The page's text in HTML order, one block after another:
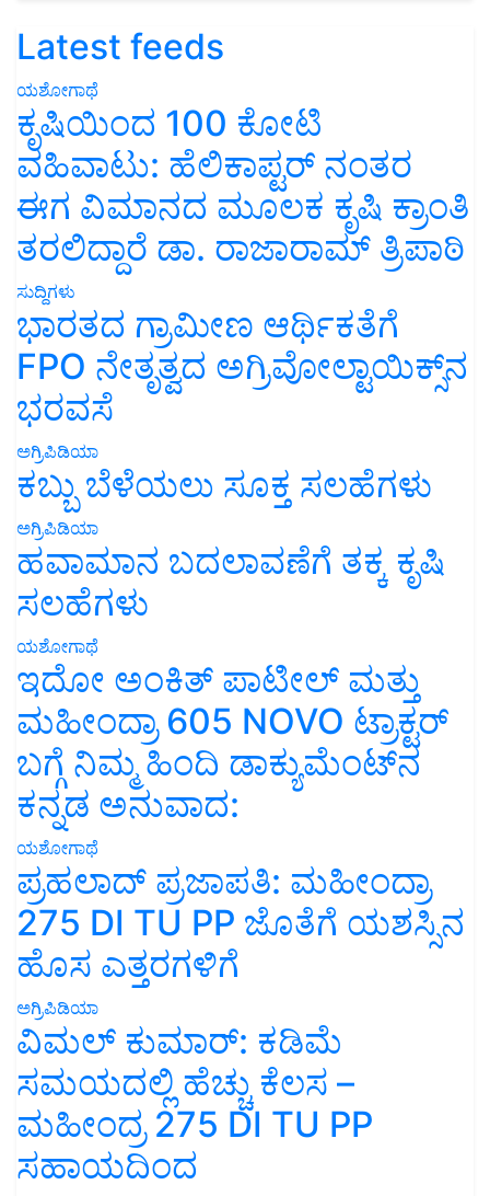
Latest feeds
ಯಶೋಗಾಥೆ
ಕೃಷಿಯಿಂದ 100 ಕೋಟಿ
ವಹಿವಾಟು: ಹೆಲಿಕಾಪ್ಟರ್ ನಂತರ
ಈಗ ವಿಮಾನದ ಮೂಲಕ ಕೃಷಿ ಕ್ರಾಂತಿ
ತರಲಿದ್ದಾರೆ ಡಾ. ರಾಜಾರಾಮ್ ತ್ರಿಪಾಠಿ
ಸುದ್ದಿಗಳು
ಭಾರತದ ಗ್ರಾಮೀಣ ಆರ್ಥಿಕತೆಗೆ
FPO ನೇತೃತ್ವದ ಅಗ್ರಿವೋಲ್ಟಾಯಿಕ್ಸ್‌ನ
ಭರವಸೆ
ಅಗ್ರಿಪಿಡಿಯಾ
ಕಬ್ಬು ಬೆಳೆಯಲು ಸೂಕ್ತ ಸಲಹೆಗಳು
ಅಗ್ರಿಪಿಡಿಯಾ
ಹವಾಮಾನ ಬದಲಾವಣೆಗೆ ತಕ್ಕ ಕೃಷಿ
ಸಲಹೆಗಳು
ಯಶೋಗಾಥೆ
ಇದೋ ಅಂಕಿತ್ ಪಾಟೀಲ್ ಮತ್ತು
ಮಹೀಂದ್ರಾ 605 NOVO ಟ್ರಾಕ್ಟರ್
ಬಗ್ಗೆ ನಿಮ್ಮ ಹಿಂದಿ ಡಾಕ್ಯುಮೆಂಟ್‌ನ
ಕನ್ನಡ ಅನುವಾದ:
ಯಶೋಗಾಥೆ
ಪ್ರಹಲಾದ್ ಪ್ರಜಾಪತಿ: ಮಹೀಂದ್ರಾ
275 DI TU PP ಜೊತೆಗೆ ಯಶಸ್ಸಿನ
ಹೊಸ ಎತ್ತರಗಳಿಗೆ
ಅಗ್ರಿಪಿಡಿಯಾ
ವಿಮಲ್ ಕುಮಾರ್: ಕಡಿಮೆ
ಸಮಯದಲ್ಲಿ ಹೆಚ್ಚು ಕೆಲಸ –
ಮಹೀಂದ್ರ 275 DI TU PP
ಸಹಾಯದಿಂದ